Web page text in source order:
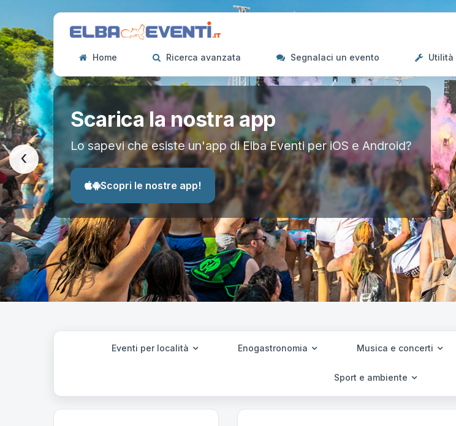
Home Ricerca avanzata Segnalaci un evento Utilità
Scarica la nostra app
Lo sapevi che esiste un'app di Elba Eventi per iOS e Android?
Scopri le nostre app!
‹
Eventi per località Enogastronomia Musica e concerti
Sport e ambiente